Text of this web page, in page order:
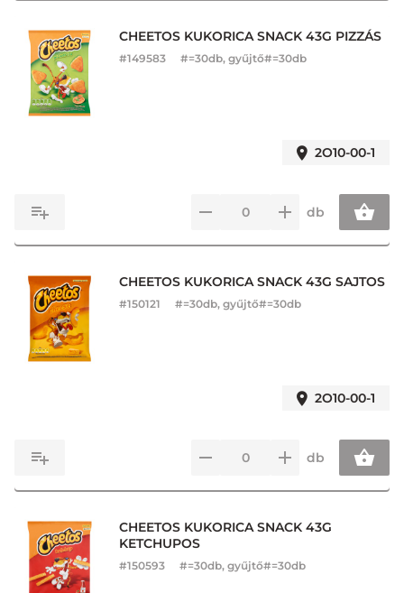
CHEETOS KUKORICA SNACK 43G PIZZÁS
#149583 #=30db, gyűjtő#=30db
2O10-00-1
db
CHEETOS KUKORICA SNACK 43G SAJTOS
#150121 #=30db, gyűjtő#=30db
2O10-00-1
db
CHEETOS KUKORICA SNACK 43G
KETCHUPOS
#150593 #=30db, gyűjtő#=30db